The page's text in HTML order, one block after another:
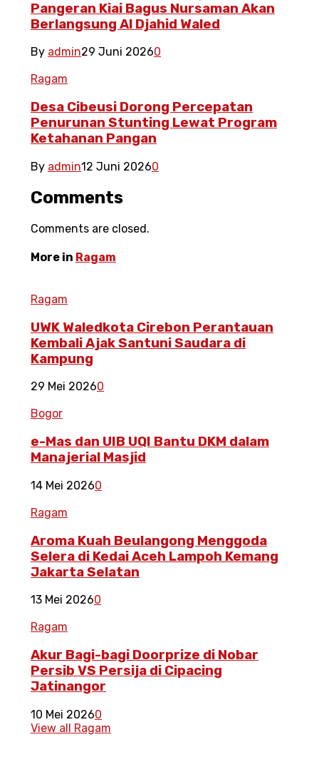
Pangeran Kiai Bagus Nursaman Akan
Berlangsung Al Djahid Waled
By admin29 Juni 20260
Ragam
Desa Cibeusi Dorong Percepatan
Penurunan Stunting Lewat Program
Ketahanan Pangan
By admin12 Juni 20260
Comments
Comments are closed.
More in Ragam
Ragam
UWK Waledkota Cirebon Perantauan
Kembali Ajak Santuni Saudara di
Kampung
29 Mei 20260
Bogor
e-Mas dan UIB UQI Bantu DKM dalam
Manajerial Masjid
14 Mei 20260
Ragam
Aroma Kuah Beulangong Menggoda
Selera di Kedai Aceh Lampoh Kemang
Jakarta Selatan
13 Mei 20260
Ragam
Akur Bagi-bagi Doorprize di Nobar
Persib VS Persija di Cipacing
Jatinangor
10 Mei 20260
View all Ragam